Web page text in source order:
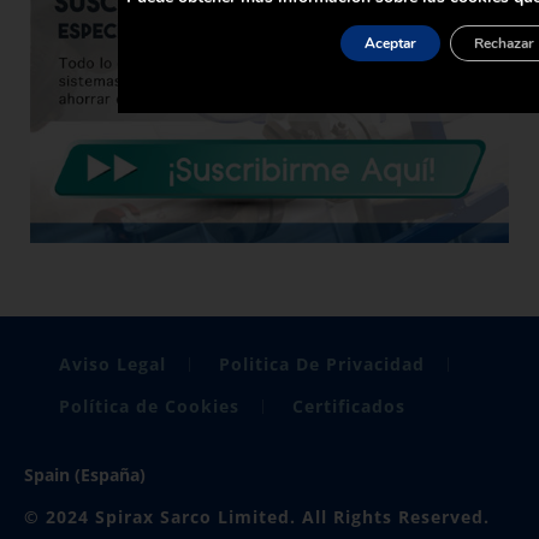
Aviso Legal
Politica De Privacidad
Política de Cookies
Certificados
Spain (España)
© 2024 Spirax Sarco Limited. All Rights Reserved.
Aceptar Rechazar